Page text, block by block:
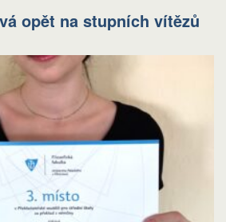
opět na stupních vítězů